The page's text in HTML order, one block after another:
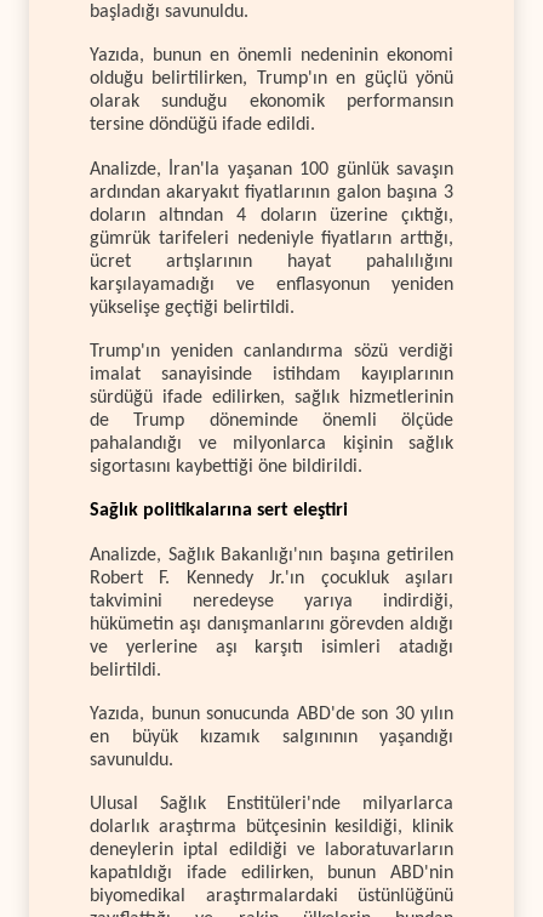
başladığı savunuldu.
Yazıda, bunun en önemli nedeninin ekonomi
olduğu belirtilirken, Trump'ın en güçlü yönü
olarak sunduğu ekonomik performansın
tersine döndüğü ifade edildi.
Analizde, İran'la yaşanan 100 günlük savaşın
ardından akaryakıt fiyatlarının galon başına 3
doların altından 4 doların üzerine çıktığı,
gümrük tarifeleri nedeniyle fiyatların arttığı,
ücret artışlarının hayat pahalılığını
karşılayamadığı ve enflasyonun yeniden
yükselişe geçtiği belirtildi.
Trump'ın yeniden canlandırma sözü verdiği
imalat sanayisinde istihdam kayıplarının
sürdüğü ifade edilirken, sağlık hizmetlerinin
de Trump döneminde önemli ölçüde
pahalandığı ve milyonlarca kişinin sağlık
sigortasını kaybettiği öne bildirildi.
Sağlık politikalarına sert eleştiri
Analizde, Sağlık Bakanlığı'nın başına getirilen
Robert F. Kennedy Jr.'ın çocukluk aşıları
takvimini neredeyse yarıya indirdiği,
hükümetin aşı danışmanlarını görevden aldığı
ve yerlerine aşı karşıtı isimleri atadığı
belirtildi.
Yazıda, bunun sonucunda ABD'de son 30 yılın
en büyük kızamık salgınının yaşandığı
savunuldu.
Ulusal Sağlık Enstitüleri'nde milyarlarca
dolarlık araştırma bütçesinin kesildiği, klinik
deneylerin iptal edildiği ve laboratuvarların
kapatıldığı ifade edilirken, bunun ABD'nin
biyomedikal araştırmalardaki üstünlüğünü